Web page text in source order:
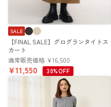
【FINAL SALE】グログランタイトス
カート
SALE
通常販売価格 ¥16,500
¥11,550 30%OFF